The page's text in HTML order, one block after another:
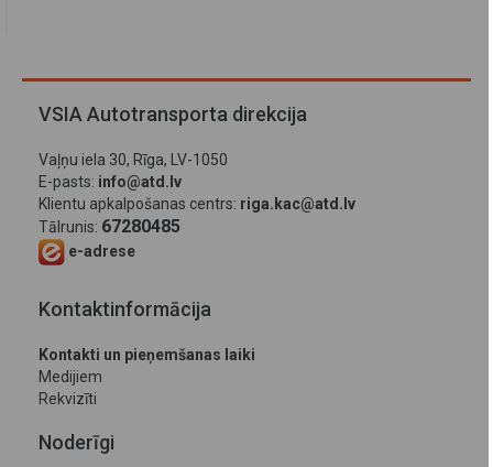
VSIA Autotransporta direkcija
Vaļņu iela 30, Rīga, LV-1050
E-pasts: info@atd.lv
Klientu apkalpošanas centrs: riga.kac@atd.lv
Tālrunis: 67280485
e-adrese
Kontaktinformācija
Kontakti un pieņemšanas laiki
Medijiem
Rekvizīti
Noderīgi